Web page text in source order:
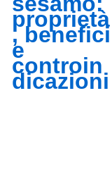
proprietà
, benefici
e
controin
dicazioni